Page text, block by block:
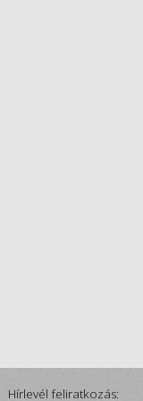
Hírlevél feliratkozás: